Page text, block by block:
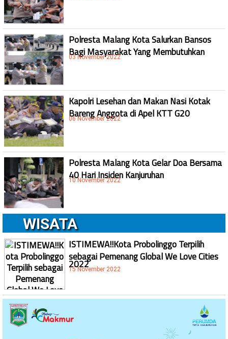
Polresta Malang Kota Salurkan Bansos
Bagi Masyarakat Yang Membutuhkan
03 November 2022
Kapolri Lesehan dan Makan Nasi Kotak
Bareng Anggota di Apel KTT G20
06 November 2022
Polresta Malang Kota Gelar Doa Bersama
40 Hari Insiden Kanjuruhan
10 November 2022
WISATA
ISTIMEWA!!Kota Probolinggo Terpilih
sebagai Pemenang Global We Love Cities
2022
15 November 2022